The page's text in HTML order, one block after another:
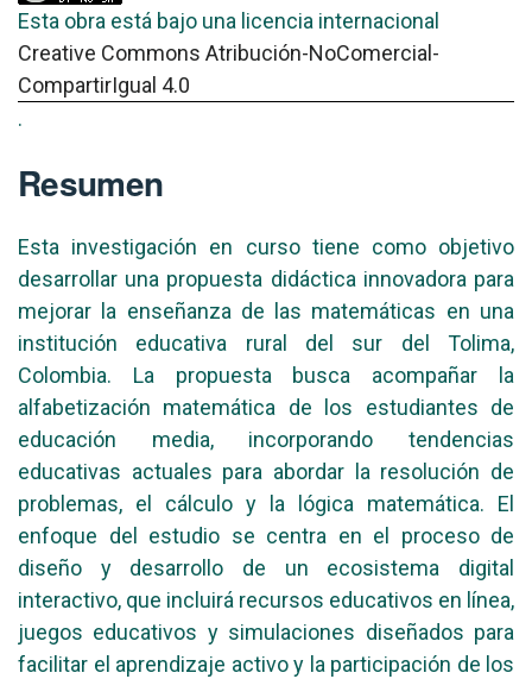
Esta obra está bajo una licencia internacional
Creative Commons Atribución-NoComercial-
CompartirIgual 4.0
.
Resumen
Esta investigación en curso tiene como objetivo
desarrollar una propuesta didáctica innovadora para
mejorar la enseñanza de las matemáticas en una
institución educativa rural del sur del Tolima,
Colombia. La propuesta busca acompañar la
alfabetización matemática de los estudiantes de
educación media, incorporando tendencias
educativas actuales para abordar la resolución de
problemas, el cálculo y la lógica matemática. El
enfoque del estudio se centra en el proceso de
diseño y desarrollo de un ecosistema digital
interactivo, que incluirá recursos educativos en línea,
juegos educativos y simulaciones diseñados para
facilitar el aprendizaje activo y la participación de los